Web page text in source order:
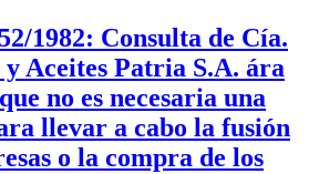
1982: Consulta de Cía.
Aceites Patria S.A. ára
no es necesaria una
llevar a cabo la fusión
o la compra de los